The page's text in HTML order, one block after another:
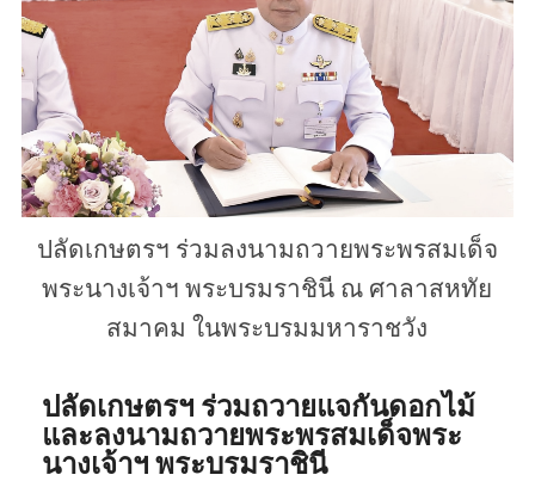
ปลัดเกษตรฯ ร่วมลงนามถวายพระพรสมเด็จ
พระนางเจ้าฯ พระบรมราชินี ณ ศาลาสหทัย
สมาคม ในพระบรมมหาราชวัง
ปลัดเกษตรฯ ร่วมถวายแจกันดอกไม้
และลงนามถวายพระพรสมเด็จพระ
นางเจ้าฯ พระบรมราชินี